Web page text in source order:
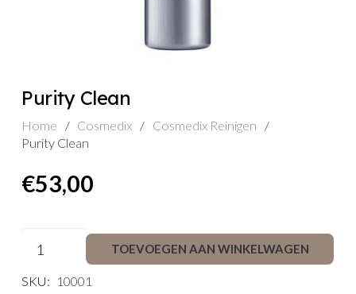
Purity Clean
Home / Cosmedix / Cosmedix Reinigen
/
Purity Clean
€53,00
Clean
TOEVOEGEN AAN WINKELWAGEN
SKU: 10001